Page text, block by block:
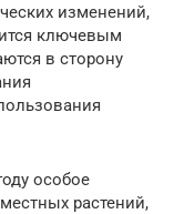
изменений,
ключевым
в сторону
особое
растений,